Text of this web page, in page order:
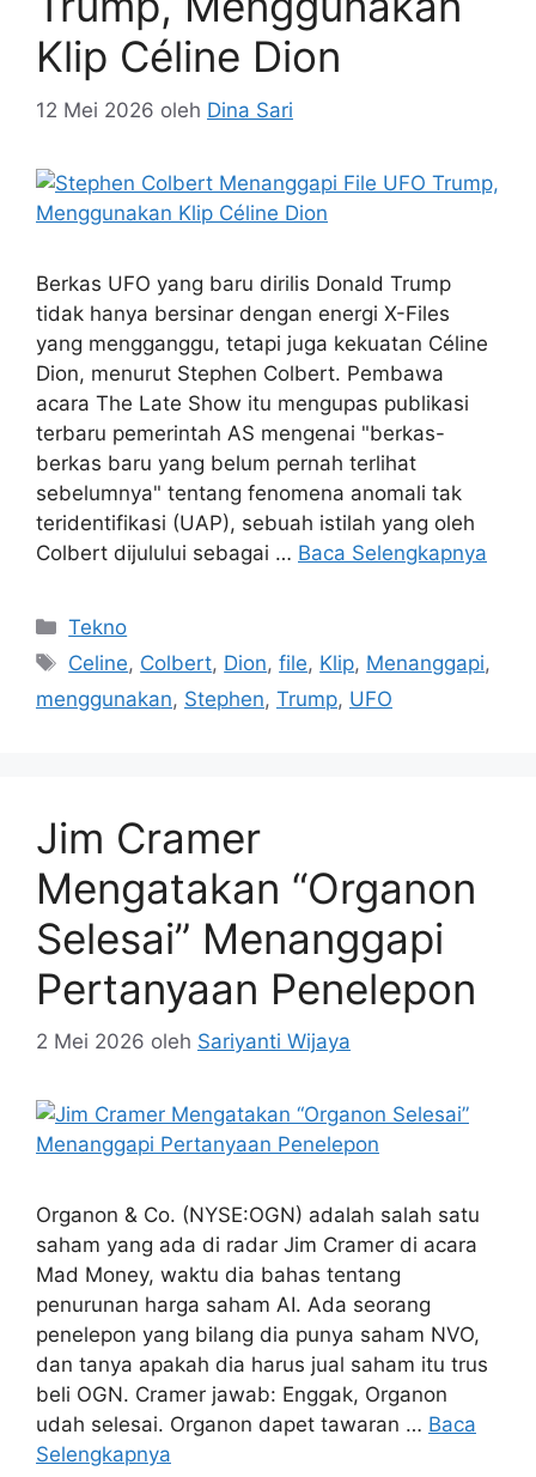
Klip Céline Dion
12 Mei 2026 oleh Dina Sari
Berkas UFO yang baru dirilis Donald Trump
tidak hanya bersinar dengan energi X-Files
yang mengganggu, tetapi juga kekuatan Céline
Dion, menurut Stephen Colbert. Pembawa
acara The Late Show itu mengupas publikasi
terbaru pemerintah AS mengenai "berkas-
berkas baru yang belum pernah terlihat
sebelumnya" tentang fenomena anomali tak
teridentifikasi (UAP), sebuah istilah yang oleh
Colbert dijulului sebagai … Baca Selengkapnya
Kategori
Tekno
Tag
Celine, Colbert, Dion,file, Klip, Menanggapi,
menggunakan, Stephen, Trump, UFO
Jim Cramer
Mengatakan “Organon
Selesai” Menanggapi
Pertanyaan Penelepon
2 Mei 2026 oleh Sariyanti Wijaya
Organon & Co. (NYSE:OGN) adalah salah satu
saham yang ada di radar Jim Cramer di acara
Mad Money, waktu dia bahas tentang
penurunan harga saham AI. Ada seorang
penelepon yang bilang dia punya saham NVO,
dan tanya apakah dia harus jual saham itu trus
beli OGN. Cramer jawab: Enggak, Organon
udah selesai. Organon dapet tawaran … Baca
Selengkapnya